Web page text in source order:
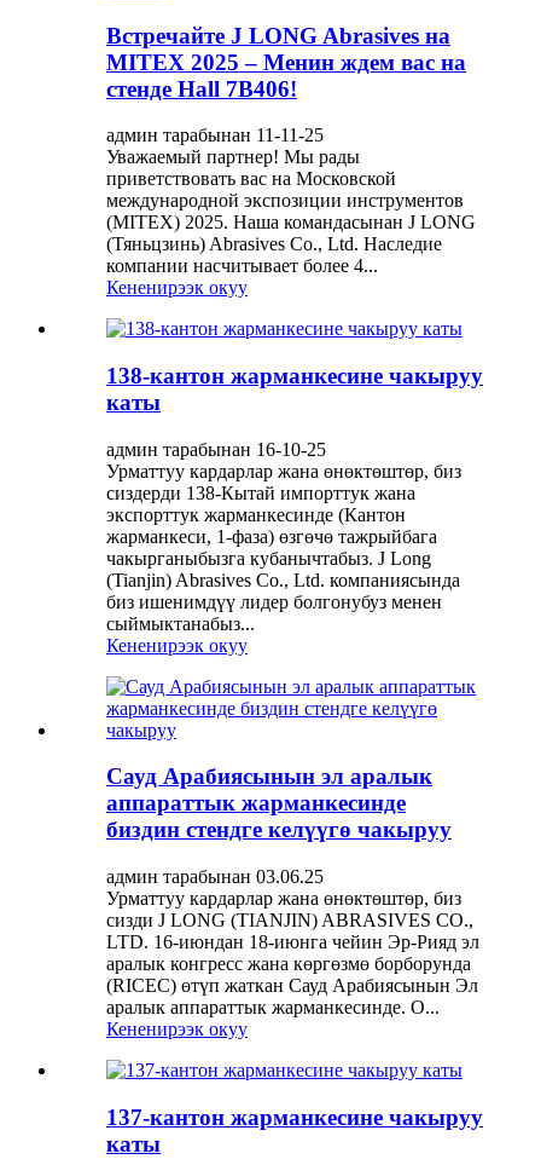
Встречайте J LONG Abrasives на
MITEX 2025 – Менин ждем вас на
стенде Hall 7B406!
админ тарабынан 11-11-25
Уважаемый партнер! Мы рады
приветствовать вас на Московской
международной экспозиции инструментов
(MITEX) 2025. Наша командасынан J LONG
(Тяньцзинь) Abrasives Co., Ltd. Наследие
компании насчитывает более 4...
Кененирээк окуу
138-кантон жарманкесине чакыруу
каты
админ тарабынан 16-10-25
Урматтуу кардарлар жана өнөктөштөр, биз
сиздерди 138-Кытай импорттук жана
экспорттук жарманкесинде (Кантон
жарманкеси, 1-фаза) өзгөчө тажрыйбага
чакырганыбызга кубанычтабыз. J Long
(Tianjin) Abrasives Co., Ltd. компаниясында
биз ишенимдүү лидер болгонубуз менен
сыймыктанабыз...
Кененирээк окуу
Сауд Арабиясынын эл аралык
аппараттык жарманкесинде
биздин стендге келүүгө чакыруу
админ тарабынан 03.06.25
Урматтуу кардарлар жана өнөктөштөр, биз
сизди J LONG (TIANJIN) ABRASIVES CO.,
LTD. 16-июндан 18-июнга чейин Эр-Рияд эл
аралык конгресс жана көргөзмө борборунда
(RICEC) өтүп жаткан Сауд Арабиясынын Эл
аралык аппараттык жарманкесинде. О...
Кененирээк окуу
137-кантон жарманкесине чакыруу
каты